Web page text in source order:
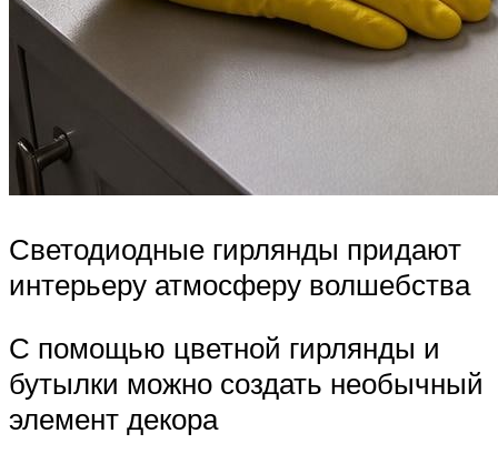
Светодиодные гирлянды придают
интерьеру атмосферу волшебства
С помощью цветной гирлянды и
бутылки можно создать необычный
элемент декора